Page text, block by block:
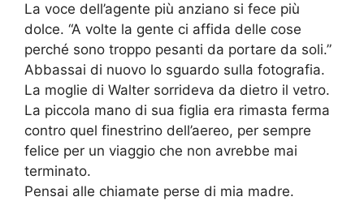
La voce dell’agente più anziano si fece più
dolce. “A volte la gente ci affida delle cose
perché sono troppo pesanti da portare da soli.”
Abbassai di nuovo lo sguardo sulla fotografia.
La moglie di Walter sorrideva da dietro il vetro.
La piccola mano di sua figlia era rimasta ferma
contro quel finestrino dell’aereo, per sempre
felice per un viaggio che non avrebbe mai
terminato.
Pensai alle chiamate perse di mia madre.